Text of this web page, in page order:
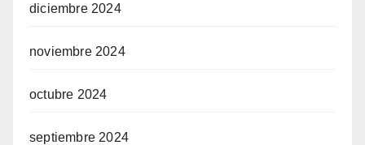
diciembre 2024
noviembre 2024
octubre 2024
septiembre 2024